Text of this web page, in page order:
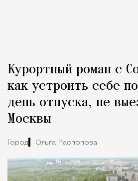
Курортный роман с
как устроить себе
день отпуска, не
Москвы
Город Ольга Распопова